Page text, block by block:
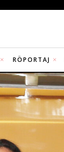
RÖPORTAJ